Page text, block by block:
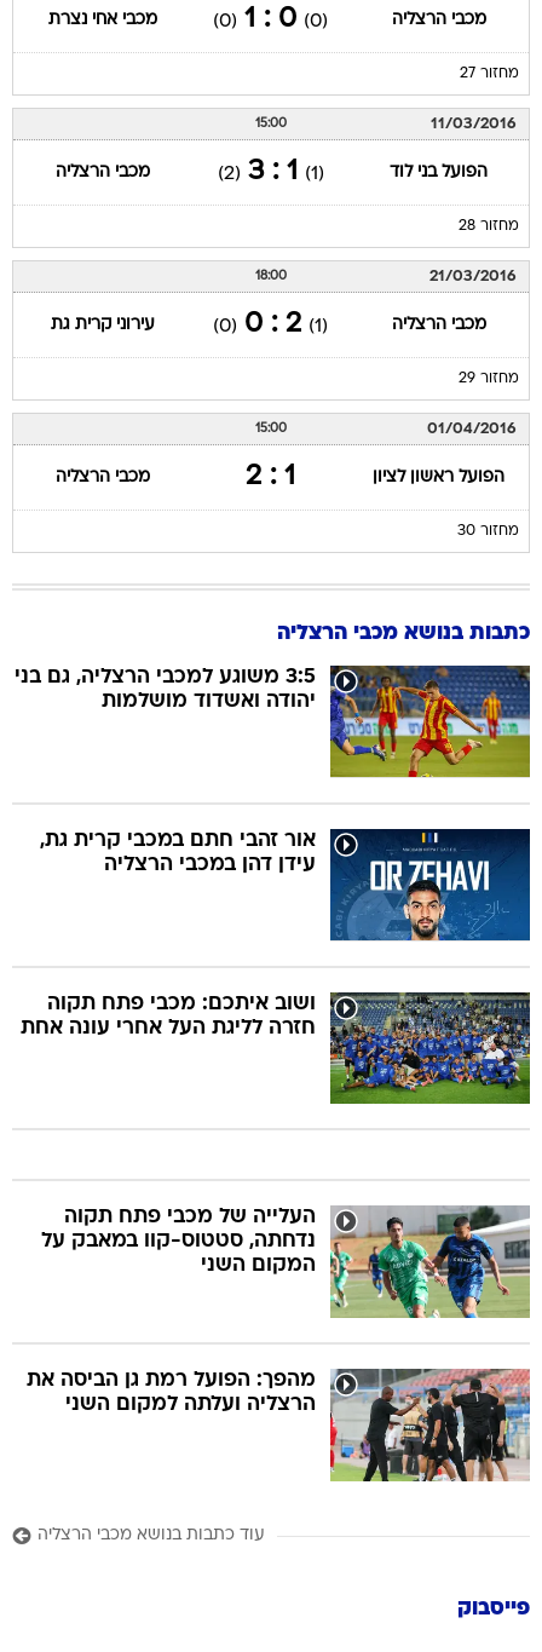
מכבי הרצליה (0)
0 : 1
(0) מכבי אחי נצרת
מחזור 27
11/03/2016
15:00
הפועל בני לוד (1)
1 : 3
(2) מכבי הרצליה
מחזור 28
21/03/2016
18:00
מכבי הרצליה (1)
2 : 0
(0) עירוני קרית גת
מחזור 29
01/04/2016
15:00
הפועל ראשון לציון 1 : 2 מכבי הרצליה
מחזור 30
כתבות בנושא מכבי הרצליה
3:5 משוגע למכבי הרצליה, גם בני
יהודה ואשדוד מושלמות
אור זהבי חתם במכבי קרית גת,
עידן דהן במכבי הרצליה
ושוב איתכם: מכבי פתח תקוה
חזרה לליגת העל אחרי עונה אחת
העלייה של מכבי פתח תקוה
נדחתה, סטטוס-קוו במאבק על
המקום השני
מהפך: הפועל רמת גן הביסה את
הרצליה ועלתה למקום השני
עוד כתבות בנושא מכבי הרצליה
פייסבוק